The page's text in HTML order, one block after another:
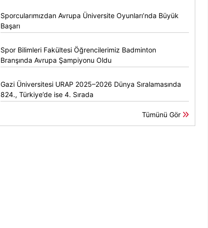
Sporcularımızdan Avrupa Üniversite Oyunları’nda Büyük
Başarı
Spor Bilimleri Fakültesi Öğrencilerimiz Badminton
Branşında Avrupa Şampiyonu Oldu
Gazi Üniversitesi URAP 2025–2026 Dünya Sıralamasında
824., Türkiye’de ise 4. Sırada
Tümünü Gör